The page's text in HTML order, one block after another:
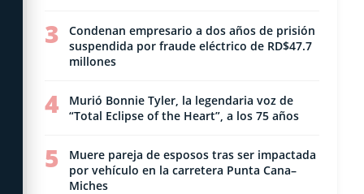
3
Condenan empresario a dos años de prisión
suspendida por fraude eléctrico de RD$47.7
millones
4
Murió Bonnie Tyler, la legendaria voz de
“Total Eclipse of the Heart”, a los 75 años
5
Muere pareja de esposos tras ser impactada
por vehículo en la carretera Punta Cana–
Miches